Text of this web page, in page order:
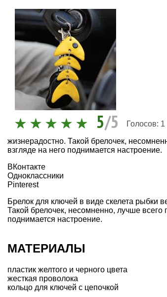
5/5 Голосов: 1
жизнерадостно. Такой брелочек,
взгляде на него поднимается настроение.
ВКонтакте
Одноклассники
Pinterest
Брелок для ключей в виде скелета рыбки
Такой брелочек, несомненно, лучше
поднимается настроение.
МАТЕРИАЛЫ
пластик желтого и черного цвета
жесткая проволока
кольцо для ключей с цепочкой